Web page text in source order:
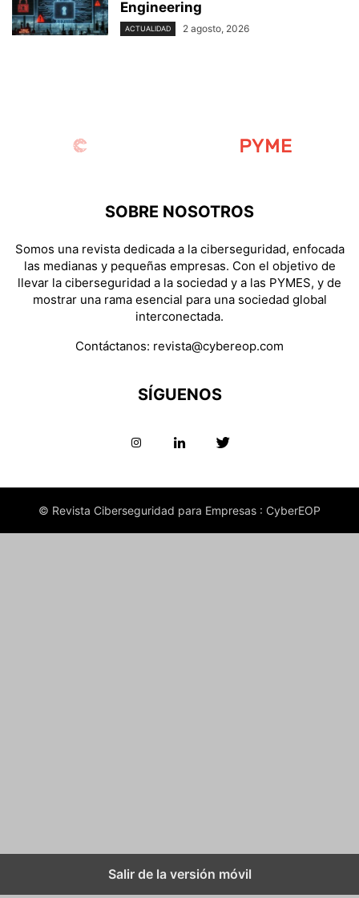
Engineering
ACTUALIDAD 2 agosto, 2026
SOBRE NOSOTROS
Somos una revista dedicada a la ciberseguridad, enfocada
las medianas y pequeñas empresas. Con el objetivo de
llevar la ciberseguridad a la sociedad y a las PYMES, y de
mostrar una rama esencial para una sociedad global
interconectada.
Contáctanos: revista@cybereop.com
SÍGUENOS
© Revista Ciberseguridad para Empresas : CyberEOP
Salir de la versión móvil